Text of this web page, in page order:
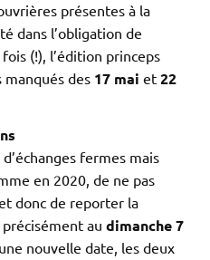
présentes à la
dans l’obligation de
(!), l’édition princeps
manqués des 17 mai et 22
fermes mais
en 2020, de ne pas
donc de reporter la
au dimanche 7
nouvelle date, les deux